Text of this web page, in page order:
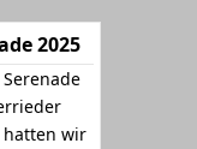
2025
hatten wir